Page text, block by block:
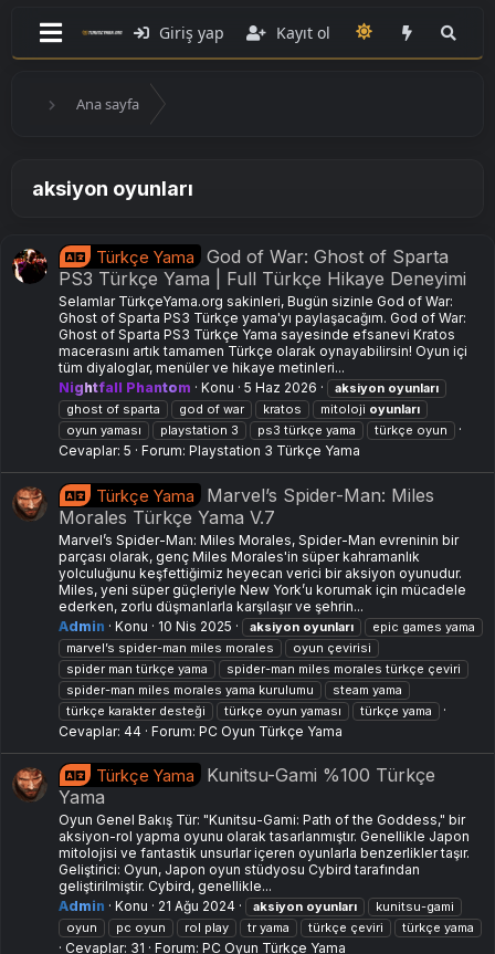
Giriş yap Kayıt ol
Ana sayfa
aksiyon oyunları
Türkçe Yama
God of War: Ghost of Sparta
PS3 Türkçe Yama | Full Türkçe Hikaye Deneyimi
Selamlar TürkçeYama.org sakinleri, Bugün sizinle God of War:
Ghost of Sparta PS3 Türkçe yama'yı paylaşacağım. God of War:
Ghost of Sparta PS3 Türkçe Yama sayesinde efsanevi Kratos
macerasını artık tamamen Türkçe olarak oynayabilirsin! Oyun içi
tüm diyaloglar, menüler ve hikaye metinleri...
Nightfall Phantom
Konu 5 Haz 2026 aksiyon oyunları
ghost of sparta
god of war kratos mitoloji oyunları
oyun yaması
playstation 3 ps3 türkçe yama türkçe oyun
Cevaplar: 5 Forum: Playstation 3 Türkçe Yama
Türkçe Yama
Marvel’s Spider-Man: Miles
Morales Türkçe Yama V.7
Marvel’s Spider-Man: Miles Morales, Spider-Man evreninin bir
parçası olarak, genç Miles Morales'in süper kahramanlık
yolculuğunu keşfettiğimiz heyecan verici bir aksiyon oyunudur.
Miles, yeni süper güçleriyle New York’u korumak için mücadele
ederken, zorlu düşmanlarla karşılaşır ve şehrin...
Admin
Konu 10 Nis 2025 aksiyon oyunları
epic games yama
marvel’s spider-man miles morales
oyun çevirisi
spider man türkçe yama
spider-man miles morales türkçe çeviri
spider-man miles morales yama kurulumu
steam yama
türkçe karakter desteği
türkçe oyun yaması türkçe yama
Cevaplar: 44 Forum: PC Oyun Türkçe Yama
Türkçe Yama
Kunitsu-Gami %100 Türkçe
Yama
Oyun Genel Bakış Tür: "Kunitsu-Gami: Path of the Goddess," bir
aksiyon-rol yapma oyunu olarak tasarlanmıştır. Genellikle Japon
mitolojisi ve fantastik unsurlar içeren oyunlarla benzerlikler taşır.
Geliştirici: Oyun, Japon oyun stüdyosu Cybird tarafından
geliştirilmiştir. Cybird, genellikle...
Admin
Konu 21 Ağu 2024 aksiyon oyunları
kunitsu-gami
oyun
pc oyun rol play tr yama türkçe çeviri türkçe yama
Cevaplar: 31 Forum: PC Oyun Türkçe Yama